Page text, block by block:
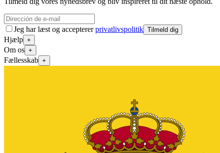
Jeg har læst og acceptererprivatlivspolitik Tilmeld dig
Hjælp +
Om os +
Fællesskab +